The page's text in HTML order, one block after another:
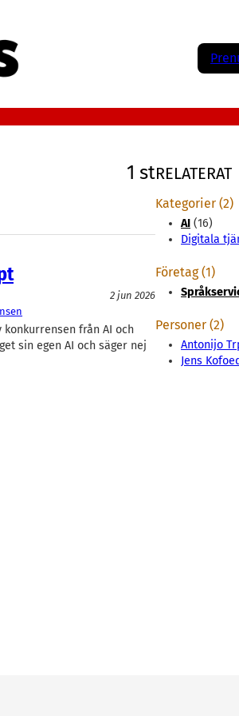
1 st
2 jun 2026
från AI och
sin egen AI och säger nej
RELATERAT
Kategorier (2)
AI (16)
Digitala
Företag (1)
Personer (2)
Antonijo
Jens